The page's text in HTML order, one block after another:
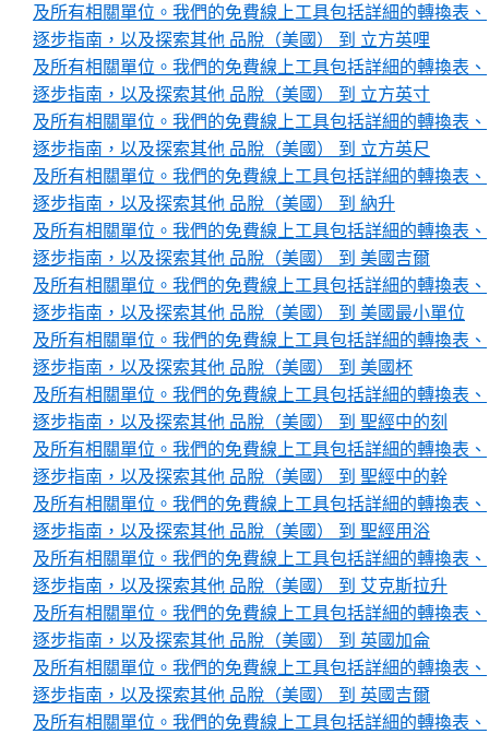
及所有相關單位。我們的免費線上工具包括詳細的轉換表、
逐步指南，以及探索其他 品脫（美國） 到 立方英哩
及所有相關單位。我們的免費線上工具包括詳細的轉換表、
逐步指南，以及探索其他 品脫（美國） 到 立方英寸
及所有相關單位。我們的免費線上工具包括詳細的轉換表、
逐步指南，以及探索其他 品脫（美國） 到 立方英尺
及所有相關單位。我們的免費線上工具包括詳細的轉換表、
逐步指南，以及探索其他 品脫（美國） 到 納升
及所有相關單位。我們的免費線上工具包括詳細的轉換表、
逐步指南，以及探索其他 品脫（美國） 到 美國吉爾
及所有相關單位。我們的免費線上工具包括詳細的轉換表、
逐步指南，以及探索其他 品脫（美國） 到 美國最小單位
及所有相關單位。我們的免費線上工具包括詳細的轉換表、
逐步指南，以及探索其他 品脫（美國） 到 美國杯
及所有相關單位。我們的免費線上工具包括詳細的轉換表、
逐步指南，以及探索其他 品脫（美國） 到 聖經中的刻
及所有相關單位。我們的免費線上工具包括詳細的轉換表、
逐步指南，以及探索其他 品脫（美國） 到 聖經中的幹
及所有相關單位。我們的免費線上工具包括詳細的轉換表、
逐步指南，以及探索其他 品脫（美國） 到 聖經用浴
及所有相關單位。我們的免費線上工具包括詳細的轉換表、
逐步指南，以及探索其他 品脫（美國） 到 艾克斯拉升
及所有相關單位。我們的免費線上工具包括詳細的轉換表、
逐步指南，以及探索其他 品脫（美國） 到 英國加侖
及所有相關單位。我們的免費線上工具包括詳細的轉換表、
逐步指南，以及探索其他 品脫（美國） 到 英國吉爾
及所有相關單位。我們的免費線上工具包括詳細的轉換表、